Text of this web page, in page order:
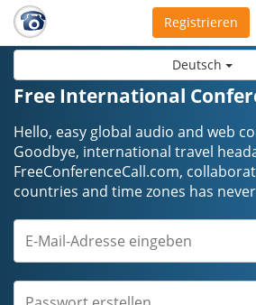
Deutsch
Registrieren
Free International
Hello, easy global audio and web
Goodbye, international travel
FreeConferenceCall.com,
countries and time zones has